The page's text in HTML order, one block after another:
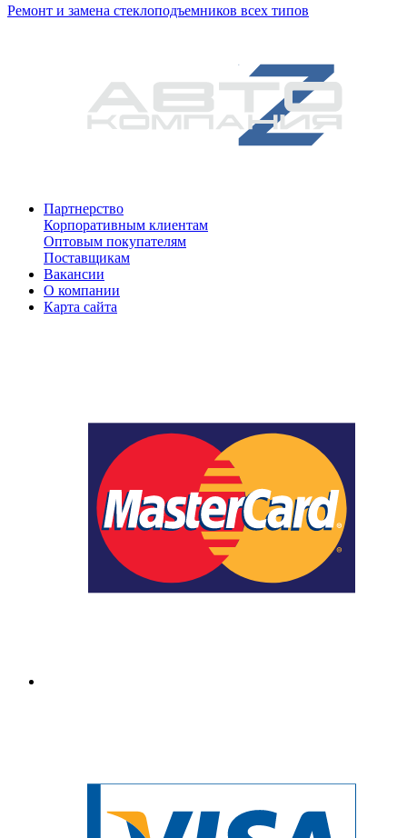
Ремонт и замена стеклоподъемников всех типов
Партнерство
Корпоративным клиентам
Оптовым покупателям
Поставщикам
Вакансии
О компании
Карта сайта